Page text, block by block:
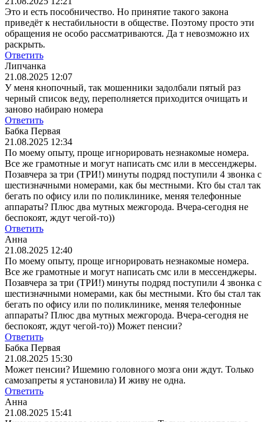
Это и есть пособничество. Но принятие такого закона
приведёт к нестабильности в обществе. Поэтому просто эти
обращения не особо рассматриваются. Да т невозможно их
раскрыть.
Ответить
Липчанка
21.08.2025 12:07
У меня кнопочный, так мошенники задолбали пятый раз
черный список веду, переполняется приходится очищать и
заново набираю номера
Ответить
Бабка Первая
21.08.2025 12:34
По моему опыту, проще игнорировать незнакомые номера.
Все же грамотные и могут написать смс или в мессенджеры.
Позавчера за три (ТРИ!) минуты подряд поступили 4 звонка с
шестизначными номерами, как бы местными. Кто бы стал так
бегать по офису или по поликлинике, меняя телефонные
аппараты? Плюс два мутных межгорода. Вчера-сегодня не
беспокоят, ждут чегой-то))
Ответить
Анна
21.08.2025 12:40
По моему опыту, проще игнорировать незнакомые номера.
Все же грамотные и могут написать смс или в мессенджеры.
Позавчера за три (ТРИ!) минуты подряд поступили 4 звонка с
шестизначными номерами, как бы местными. Кто бы стал так
бегать по офису или по поликлинике, меняя телефонные
аппараты? Плюс два мутных межгорода. Вчера-сегодня не
беспокоят, ждут чегой-то)) Может пенсии?
Ответить
Бабка Первая
21.08.2025 15:30
Может пенсии? Ишемию головного мозга они ждут. Только
самозапреты я установила) И живу не одна.
Ответить
Анна
21.08.2025 15:41